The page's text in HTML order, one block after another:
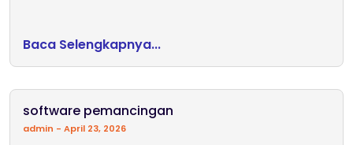
Baca Selengkapnya...
software pemancingan
admin April 23, 2026